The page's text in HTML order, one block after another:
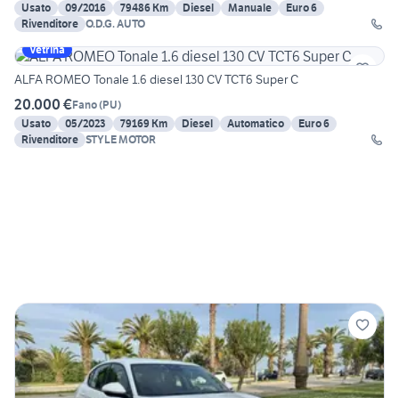
Usato
09/2016 79486 Km Diesel Manuale
Euro 6
Rivenditore O.D.G. AUTO
Vetrina
ALFA ROMEO Tonale 1.6 diesel 130 CV TCT6 Super C
20.000 €Fano(PU)
Usato
05/2023 79169 Km Diesel Automatico
Euro 6
Rivenditore STYLE MOTOR